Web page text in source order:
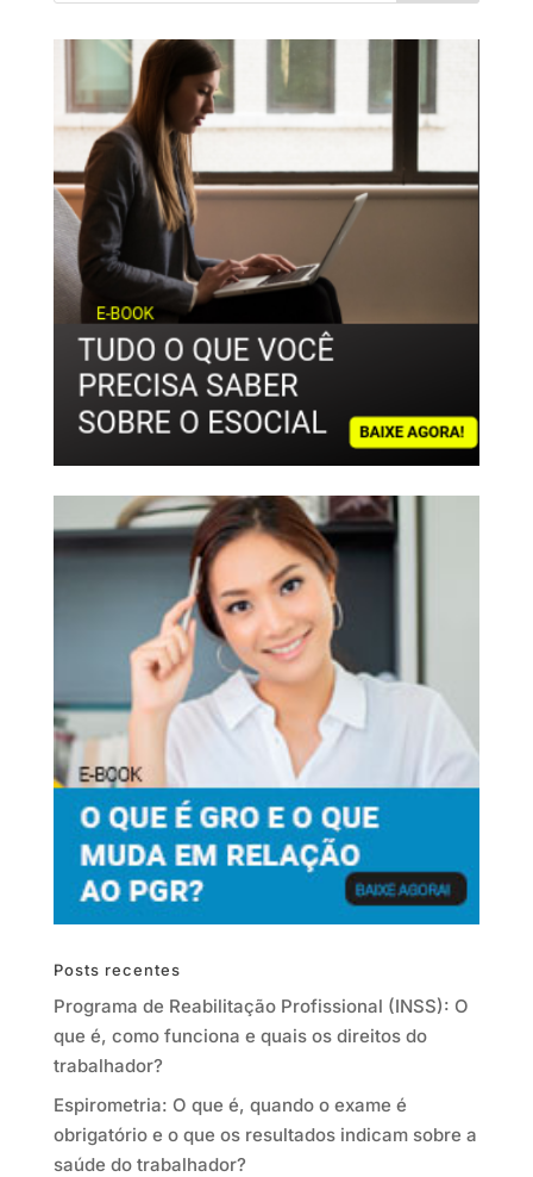
Posts recentes
Programa de Reabilitação Profissional (INSS): O
que é, como funciona e quais os direitos do
trabalhador?
Espirometria: O que é, quando o exame é
obrigatório e o que os resultados indicam sobre a
saúde do trabalhador?